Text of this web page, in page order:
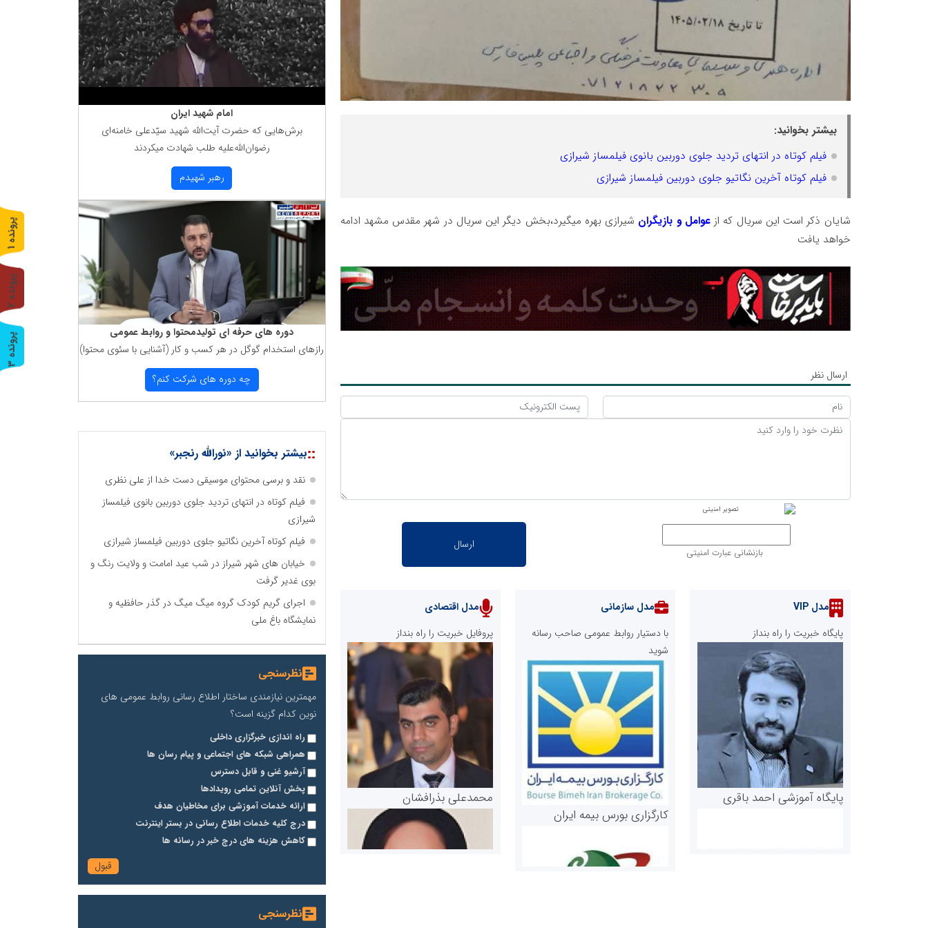
بیشتر بخوانید:
فیلم کوتاه در انتهای تردید جلوی دوربین بانوی فیلمساز شیرازی
فیلم کوتاه آخرین نگاتیو جلوی دوربین فیلمساز شیرازی
شایان ذکر است این سریال که ازعوامل و بازیگران شیرازی بهره میگیرد،بخش دیگر این سریال در شهر مقدس مشهد ادامه
خواهد یافت
ارسال نظر
بازنشانی عبارت امنیتی
مدل VIP
پایگاه خبریت را راه بنداز
پایگاه آموزشی احمد باقری
مدل سازمانی
با دستیار روابط عمومی صاحب رسانه
شوید
کارگزاری بورس بیمه ایران
مدل اقتصادی
پروفایل خبریت را راه بنداز
محمدعلی بذرافشان
امام شهید ایران
برش‌هایی كه حضرت آیت‌الله شهید سیّدعلی خامنه‌ای
رضوان‌الله‌علیه طلب شهادت میكردند
رهبر شهیدم
دوره های حرفه ای تولیدمحتوا و روابط عمومی
رازهای استخدام گوگل در هر كسب و كار (آشنایی با سئوی محتوا)
چه دوره های شركت كنم؟
::بیشتر بخوانید از «نورالله رنجبر»
نقد و برسی محتوای موسیقی دست خدا از علی نظری
فیلم کوتاه در انتهای تردید جلوی دوربین بانوی فیلمساز
شیرازی
فیلم کوتاه آخرین نگاتیو جلوی دوربین فیلمساز شیرازی
خیابان های شهر شیراز در شب عید امامت و ولایت رنگ و
بوی غدیر گرفت
اجرای گریم کودک گروه میگ میگ در گذر حافظیه و
نمایشگاه باغ ملی
نظرسنجی
مهمترین نیازمندی ساختار اطلاع رسانی روابط عمومی های
نوین کدام گزینه است؟
راه اندازی خبرگزاری داخلی
همراهی شبکه های اجتماعی و پیام رسان ها
آرشیو غنی و قابل دسترس
پخش آنلاین تمامی رویدادها
ارائه خدمات آموزشی برای مخاطیان هدف
درج کلیه خدمات اطلاع رسانی در بستر اینترنت
کاهش هزینه های درج خبر در رسانه ها
نظرسنجی
پ
ر
و
ن
د
ه
1
پ
ر
و
ن
د
ه
2
پ
ر
و
ن
د
ه
3